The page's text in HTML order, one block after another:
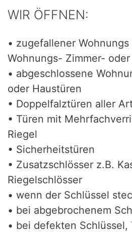
WIR ÖFFNEN:
• zugefallener
Wohnungs- Zimmer-
• abgeschlossene
oder Haustüren
• Doppelfalztüren aller
• Türen mit
Riegel
• Sicherheitstüren
• Zusatzschlösser z.B.
Riegelschlösser
• wenn der Schlüssel
• bei abgebrochenem
• bei defekten